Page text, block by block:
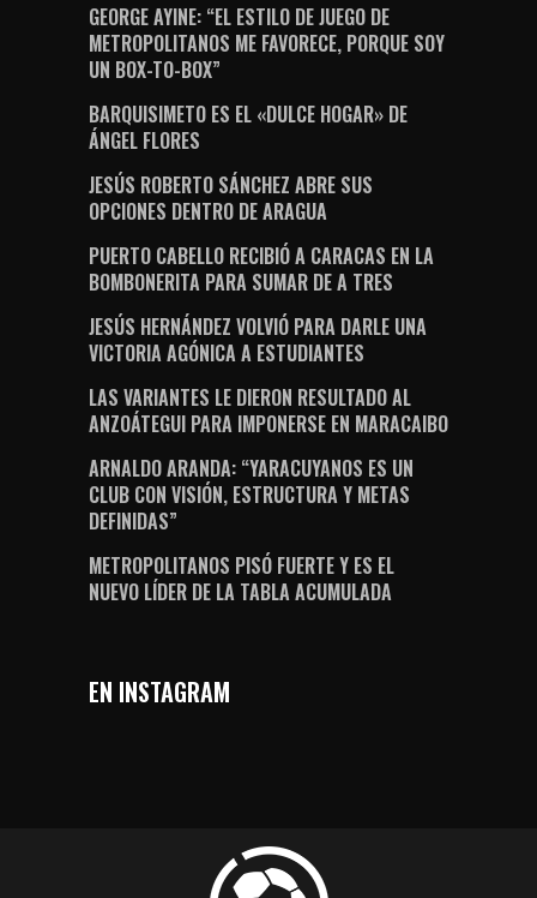
GEORGE AYINE: “EL ESTILO DE JUEGO DE
METROPOLITANOS ME FAVORECE, PORQUE SOY
UN BOX-TO-BOX”
BARQUISIMETO ES EL «DULCE HOGAR» DE
ÁNGEL FLORES
JESÚS ROBERTO SÁNCHEZ ABRE SUS
OPCIONES DENTRO DE ARAGUA
PUERTO CABELLO RECIBIÓ A CARACAS EN LA
BOMBONERITA PARA SUMAR DE A TRES
JESÚS HERNÁNDEZ VOLVIÓ PARA DARLE UNA
VICTORIA AGÓNICA A ESTUDIANTES
LAS VARIANTES LE DIERON RESULTADO AL
ANZOÁTEGUI PARA IMPONERSE EN MARACAIBO
ARNALDO ARANDA: “YARACUYANOS ES UN
CLUB CON VISIÓN, ESTRUCTURA Y METAS
DEFINIDAS”
METROPOLITANOS PISÓ FUERTE Y ES EL
NUEVO LÍDER DE LA TABLA ACUMULADA
EN INSTAGRAM